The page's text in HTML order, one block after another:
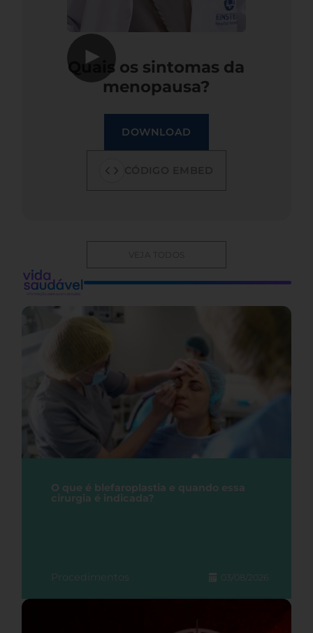
▶
Quais os sintomas da
menopausa?
DOWNLOAD
VEJA TODOS
O que é blefaroplastia e quando essa
cirurgia é indicada?
Procedimentos 03/08/2026